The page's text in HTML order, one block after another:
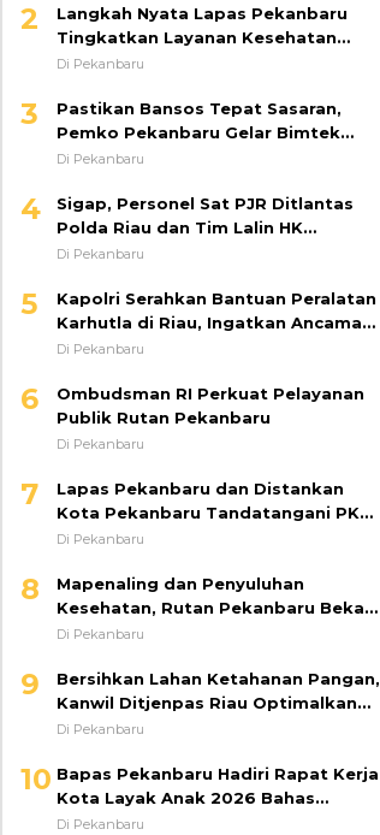
2
Langkah Nyata Lapas Pekanbaru
Tingkatkan Layanan Kesehatan
Melalui Program Prolanis
Di Pekanbaru
3
Pastikan Bansos Tepat Sasaran,
Pemko Pekanbaru Gelar Bimtek
DTSEN Bagi Operator Puskessos
Di Pekanbaru
4
Sigap, Personel Sat PJR Ditlantas
Polda Riau dan Tim Lalin HK
Berjibaku Selamatkan Korban
Di Pekanbaru
5
Kapolri Serahkan Bantuan Peralatan
Karhutla di Riau, Ingatkan Ancaman
El Niño dan Prioritaskan
Di Pekanbaru
6
Ombudsman RI Perkuat Pelayanan
Publik Rutan Pekanbaru
Di Pekanbaru
7
Lapas Pekanbaru dan Distankan
Kota Pekanbaru Tandatangani PKS,
Warga Binaan Dibekali Keterampilan
Di Pekanbaru
8
Mapenaling dan Penyuluhan
Kesehatan, Rutan Pekanbaru Bekali
37 Tahanan Baru dengan Edukasi
Di Pekanbaru
9
Bersihkan Lahan Ketahanan Pangan,
Kanwil Ditjenpas Riau Optimalkan
Produktivitas
Di Pekanbaru
10 Bapas Pekanbaru Hadiri Rapat Kerja
Kota Layak Anak 2026 Bahas
Penanganan ABH
Di Pekanbaru